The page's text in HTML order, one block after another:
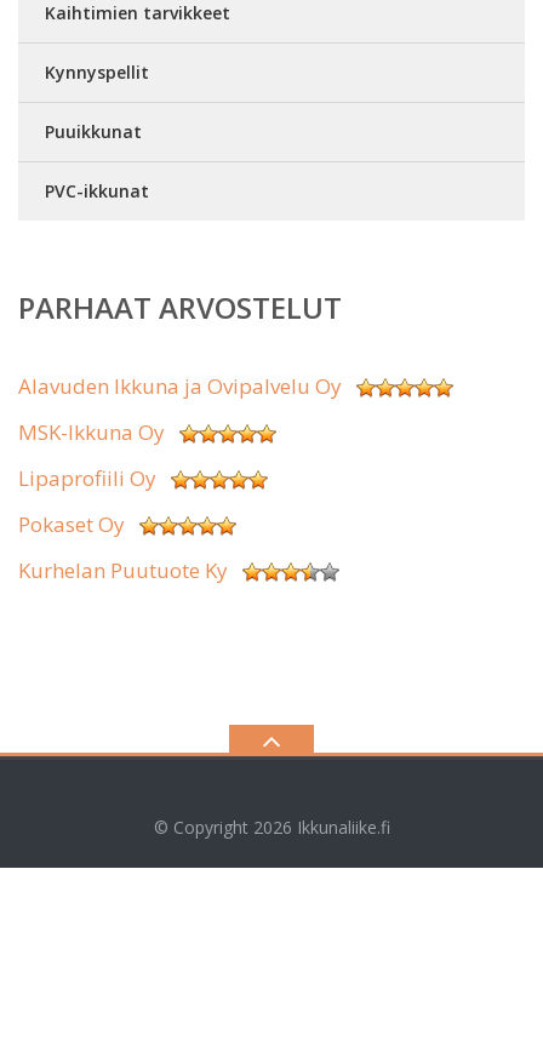
Kaihtimien tarvikkeet
Kynnyspellit
Puuikkunat
PVC-ikkunat
PARHAAT ARVOSTELUT
Alavuden Ikkuna ja Ovipalvelu Oy
MSK-Ikkuna Oy
Lipaprofiili Oy
Pokaset Oy
Kurhelan Puutuote Ky
© Copyright 2026 Ikkunaliike.fi